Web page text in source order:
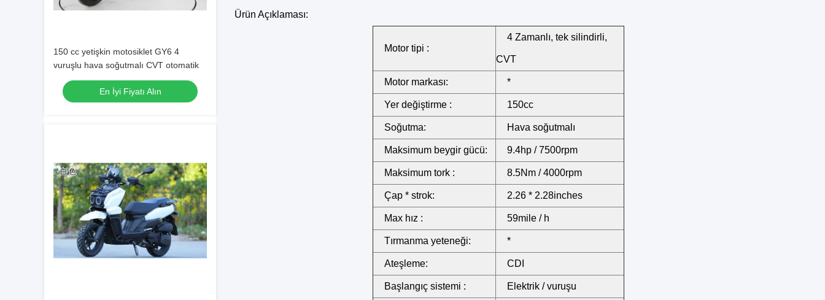
150 cc yetişkin motosiklet GY6 4
vuruşlu hava soğutmalı CVT otomatik
En İyi Fiyatı Alın
Ürün Açıklaması:
Motor tipi :
4 Zamanlı, tek silindirli,
CVT
Motor markası: *
Yer değiştirme : 150cc
Soğutma: Hava soğutmalı
Maksimum beygir gücü: 9.4hp / 7500rpm
Maksimum tork : 8.5Nm / 4000rpm
Çap * strok: 2.26 * 2.28inches
Max hız : 59mile / h
Tırmanma yeteneği: *
Ateşleme: CDI
Başlangıç ​​sistemi : Elektrik / vuruşu